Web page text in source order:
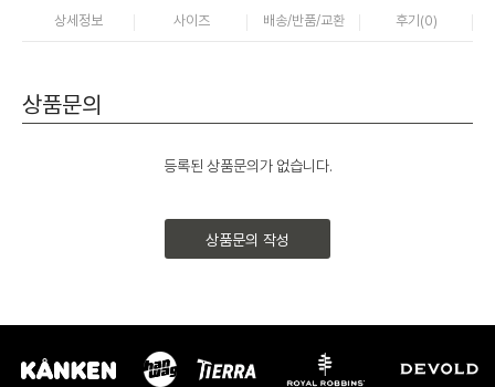
상세정보 사이즈 배송/반품/교환 후기(0)
상품문의
등록된 상품문의가 없습니다.
상품문의 작성